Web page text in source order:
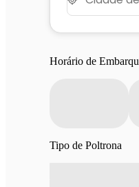
Horário de
Tipo de Poltrona